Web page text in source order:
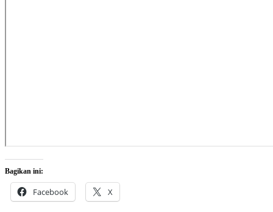
Bagikan ini:
Facebook X